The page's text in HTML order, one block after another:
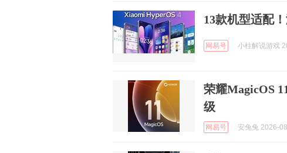
13款机型适配
网易号 小柱解说游戏
荣耀MagicOS
级
网易号 安兔兔 2026-